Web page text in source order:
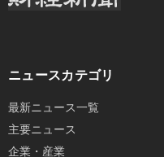
ニュースカテゴリ
最新ニュース一覧
主要ニュース
企業・産業